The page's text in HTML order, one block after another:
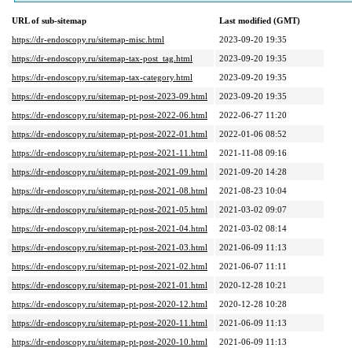
URL of sub-sitemap
Last modified (GMT)
https://dr-endoscopy.ru/sitemap-misc.html
2023-09-20 19:35
https://dr-endoscopy.ru/sitemap-tax-post_tag.html
2023-09-20 19:35
https://dr-endoscopy.ru/sitemap-tax-category.html
2023-09-20 19:35
https://dr-endoscopy.ru/sitemap-pt-post-2023-09.html
2023-09-20 19:35
https://dr-endoscopy.ru/sitemap-pt-post-2022-06.html
2022-06-27 11:20
https://dr-endoscopy.ru/sitemap-pt-post-2022-01.html
2022-01-06 08:52
https://dr-endoscopy.ru/sitemap-pt-post-2021-11.html
2021-11-08 09:16
https://dr-endoscopy.ru/sitemap-pt-post-2021-09.html
2021-09-20 14:28
https://dr-endoscopy.ru/sitemap-pt-post-2021-08.html
2021-08-23 10:04
https://dr-endoscopy.ru/sitemap-pt-post-2021-05.html
2021-03-02 09:07
https://dr-endoscopy.ru/sitemap-pt-post-2021-04.html
2021-03-02 08:14
https://dr-endoscopy.ru/sitemap-pt-post-2021-03.html
2021-06-09 11:13
https://dr-endoscopy.ru/sitemap-pt-post-2021-02.html
2021-06-07 11:11
https://dr-endoscopy.ru/sitemap-pt-post-2021-01.html
2020-12-28 10:21
https://dr-endoscopy.ru/sitemap-pt-post-2020-12.html
2020-12-28 10:28
https://dr-endoscopy.ru/sitemap-pt-post-2020-11.html
2021-06-09 11:13
https://dr-endoscopy.ru/sitemap-pt-post-2020-10.html
2021-06-09 11:13